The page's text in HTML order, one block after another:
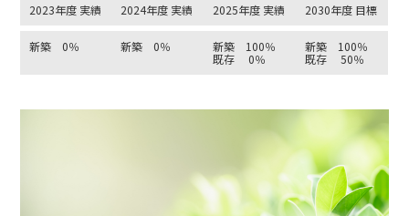
2023年度 実績 2024年度 実績 2025年度 実績 2030年度 目標
新築 0％ 新築 0％
新築 100％
既存 0％
新築 100％
既存 50％